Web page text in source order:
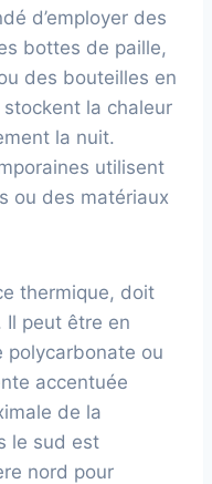
d’employer des
bottes de paille,
des bouteilles en
stockent la chaleur
la nuit.
utilisent
ou des matériaux
thermique, doit
peut être en
polycarbonate ou
accentuée
de la
le sud est
nord pour